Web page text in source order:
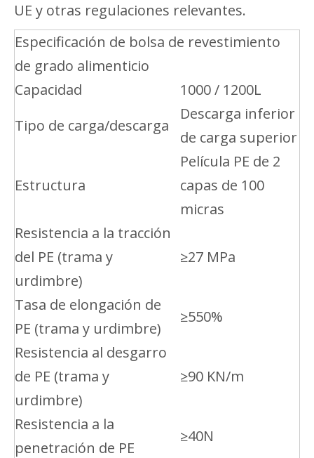
UE y otras regulaciones relevantes.
Especificación de bolsa de revestimiento
de grado alimenticio
Capacidad
1000 / 1200L
Tipo de carga/descarga
Descarga inferior
de carga superior
Estructura
Película PE de 2
capas de 100
micras
Resistencia a la tracción
del PE (trama y
urdimbre)
≥27 MPa
Tasa de elongación de
PE (trama y urdimbre)
≥550%
Resistencia al desgarro
de PE (trama y
urdimbre)
≥90 KN/m
Resistencia a la
penetración de PE
≥40N